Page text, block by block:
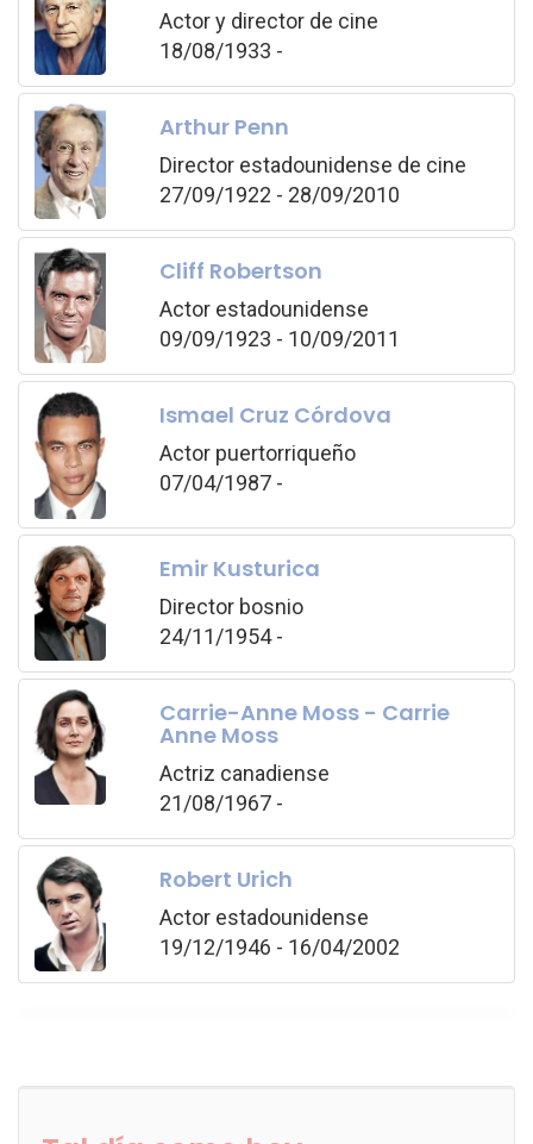
Actor y director de cine
18/08/1933 -
Arthur Penn
Director estadounidense de cine
27/09/1922 - 28/09/2010
Cliff Robertson
Actor estadounidense
09/09/1923 - 10/09/2011
Ismael Cruz Córdova
Actor puertorriqueño
07/04/1987 -
Emir Kusturica
Director bosnio
24/11/1954 -
Carrie-Anne Moss - Carrie
Anne Moss
Actriz canadiense
21/08/1967 -
Robert Urich
Actor estadounidense
19/12/1946 - 16/04/2002